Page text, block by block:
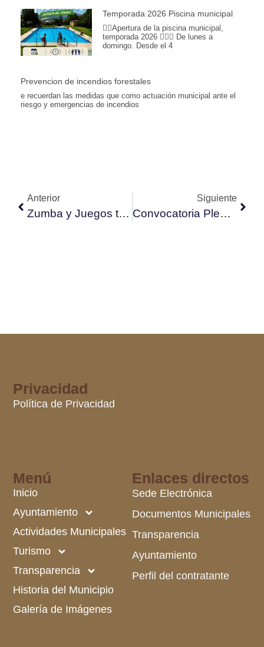
Temporada 2026 Piscina municipal
🏊‍♀️Apertura de la piscina municipal,
temporada 2026 🏊🏽📆 De lunes a
domingo. Desde el 4
Prevencion de incendios forestales
e recuerdan las medidas que como actuación municipal ante el
riesgo y emergencias de incendios
Anterior
Zumba y Juegos tradicionales. 21 de junio 2026, desde las 11:00.
Siguiente
Convocatoria Pleno Ordinario 20 de junio 2026
Enlaces directos
Sede Electrónica
Documentos Municipales
Transparencia
Ayuntamiento
Perfil del contratante
Menú
Inicio
Ayuntamiento
Actividades Municipales
Turismo
Transparencia
Historia del Municipio
Galería de Imágenes
Privacidad
Política de Privacidad